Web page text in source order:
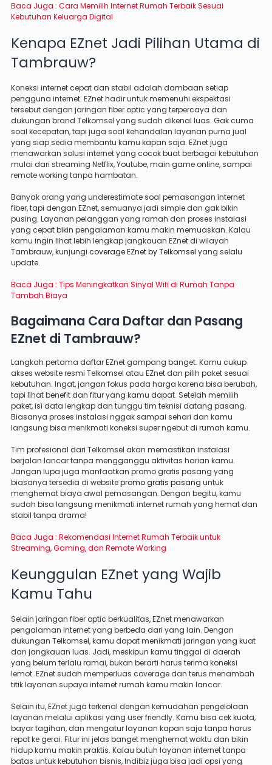
Baca Juga : Cara Memilih Internet Rumah Terbaik Sesuai
Kebutuhan Keluarga Digital
Kenapa EZnet Jadi Pilihan Utama di
Tambrauw?
Koneksi internet cepat dan stabil adalah dambaan setiap
pengguna internet. EZnet hadir untuk memenuhi ekspektasi
tersebut dengan jaringan fiber optic yang terpercaya dan
dukungan brand Telkomsel yang sudah dikenal luas. Gak cuma
soal kecepatan, tapi juga soal kehandalan layanan purna jual
yang siap sedia membantu kamu kapan saja. EZnet juga
menawarkan solusi internet yang cocok buat berbagai kebutuhan
mulai dari streaming Netflix, Youtube, main game online, sampai
remote working tanpa hambatan.
Banyak orang yang underestimate soal pemasangan internet
fiber, tapi dengan EZnet, semuanya jadi simple dan gak bikin
pusing. Layanan pelanggan yang ramah dan proses instalasi
yang cepat bikin pengalaman kamu makin memuaskan. Kalau
kamu ingin lihat lebih lengkap jangkauan EZnet di wilayah
Tambrauw, kunjungi coverage EZnet by Telkomsel yang selalu
update.
Baca Juga : Tips Meningkatkan Sinyal Wifi di Rumah Tanpa
Tambah Biaya
Bagaimana Cara Daftar dan Pasang
EZnet di Tambrauw?
Langkah pertama daftar EZnet gampang banget. Kamu cukup
akses website resmi Telkomsel atau EZnet dan pilih paket sesuai
kebutuhan. Ingat, jangan fokus pada harga karena bisa berubah,
tapi lihat benefit dan fitur yang kamu dapat. Setelah memilih
paket, isi data lengkap dan tunggu tim teknisi datang pasang.
Biasanya proses instalasi nggak sampai sehari dan kamu
langsung bisa menikmati koneksi super ngebut di rumah kamu.
Tim profesional dari Telkomsel akan memastikan instalasi
berjalan lancar tanpa mengganggu aktivitas harian kamu.
Jangan lupa juga manfaatkan promo gratis pasang yang
biasanya tersedia di websitepromo gratis pasang untuk
menghemat biaya awal pemasangan. Dengan begitu, kamu
sudah bisa langsung menikmati internet rumah yang hemat dan
stabil tanpa drama!
Baca Juga : Rekomendasi Internet Rumah Terbaik untuk
Streaming, Gaming, dan Remote Working
Keunggulan EZnet yang Wajib
Kamu Tahu
Selain jaringan fiber optic berkualitas, EZnet menawarkan
pengalaman internet yang berbeda dari yang lain. Dengan
dukungan Telkomsel, kamu dapat menikmati jaringan yang kuat
dan jangkauan luas. Jadi, meskipun kamu tinggal di daerah
yang belum terlalu ramai, bukan berarti harus terima koneksi
lemot. EZnet sudah memperluas coverage dan terus menambah
titik layanan supaya internet rumah kamu makin lancar.
Selain itu, EZnet juga terkenal dengan kemudahan pengelolaan
layanan melalui aplikasi yang user friendly. Kamu bisa cek kuota,
bayar tagihan, dan mengatur layanan kapan saja tanpa harus
repot ke gerai. Fitur ini jelas banget menghemat waktu dan bikin
hidup kamu makin praktis. Kalau butuh layanan internet tanpa
batas untuk kebutuhan bisnis, Indibiz juga bisa jadi opsi yang